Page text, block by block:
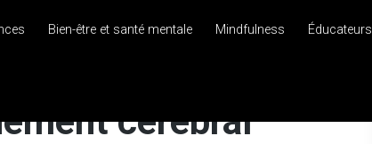
Bien-être et santé mentale Mindfulness Éducateurs
cérébral